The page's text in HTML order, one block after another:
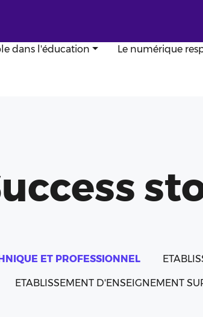
dans l'éducation Le numérique
ET PROFESSIONNEL
ETABLISSEMENT D'ENSEIGNEMENT